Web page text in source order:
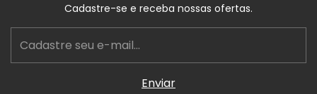
Cadastre-se e receba nossas ofertas.